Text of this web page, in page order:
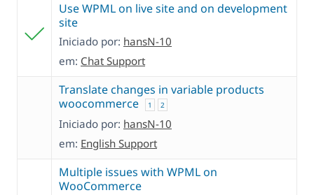
Use WPML on live site and on development
site
Iniciado por: hansN-10
em: Chat Support
Translate changes in variable products
woocommerce
1 2
Iniciado por: hansN-10
em: English Support
Multiple issues with WPML on
WooCommerce